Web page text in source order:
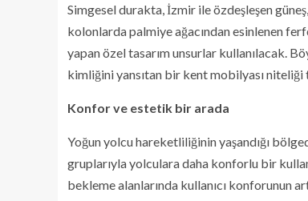
Simgesel durakta, İzmir ile özdeşleşen
kolonlarda palmiye ağacından esinlenen
yapan özel tasarım unsurlar kullanılacak.
kimliğini yansıtan bir kent mobilyası niteliği
Konfor ve estetik bir arada
Yoğun yolcu hareketliliğinin yaşandığı
gruplarıyla yolculara daha konforlu bir
bekleme alanlarında kullanıcı konforunun